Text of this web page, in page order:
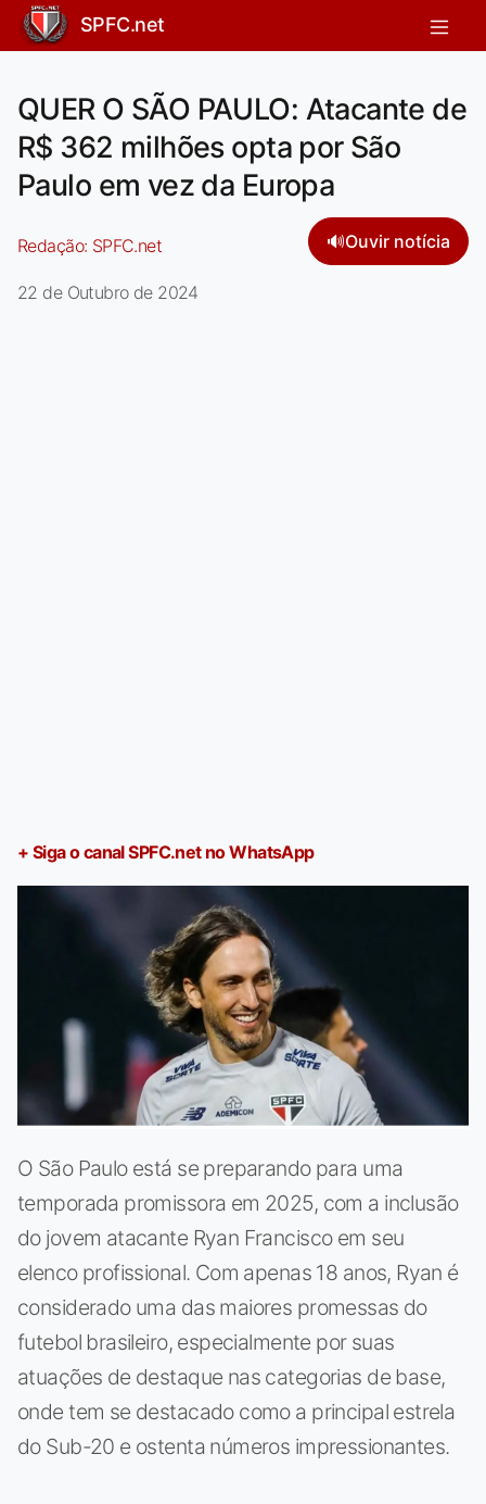
SPFC.net
QUER O SÃO PAULO: Atacante de
R$ 362 milhões opta por São
Paulo em vez da Europa
Redação: SPFC.net 🔊Ouvir notícia
22 de Outubro de 2024
+ Siga o canal SPFC.net no WhatsApp
O São Paulo está se preparando para uma
temporada promissora em 2025, com a inclusão
do jovem atacante Ryan Francisco em seu
elenco profissional. Com apenas 18 anos, Ryan é
considerado uma das maiores promessas do
futebol brasileiro, especialmente por suas
atuações de destaque nas categorias de base,
onde tem se destacado como a principal estrela
do Sub-20 e ostenta números impressionantes.